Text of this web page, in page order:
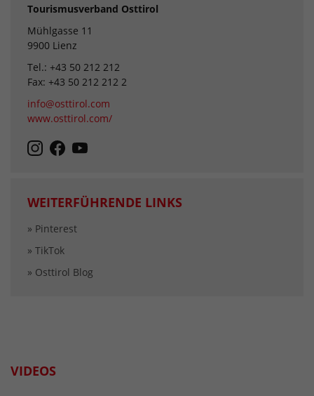
Tourismusverband Osttirol
Mühlgasse 11
9900 Lienz
Tel.: +43 50 212 212
Fax: +43 50 212 212 2
info@osttirol.com
www.osttirol.com/
WEITERFÜHRENDE LINKS
» Pinterest
» TikTok
» Osttirol Blog
VIDEOS